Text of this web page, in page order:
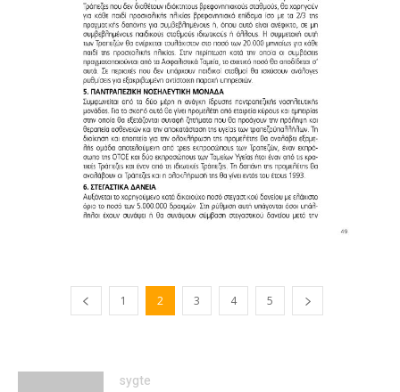
1 2 3 4 5
sygte